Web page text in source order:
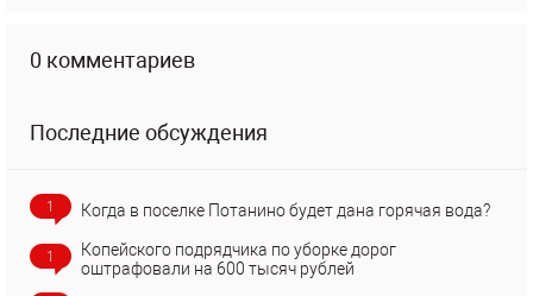
0 комментариев
Последние обсуждения
1 Когда в поселке Потанино будет дана горячая вода?
1
Копейского подрядчика по уборке дорог
оштрафовали на 600 тысяч рублей